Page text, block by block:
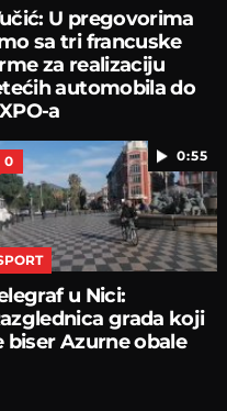
U pregovorima
sa tri francuske
za realizaciju
automobila do
a
0:55
0
u Nici:
grada koji
biser Azurne obale